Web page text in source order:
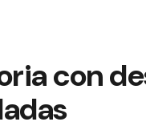
con